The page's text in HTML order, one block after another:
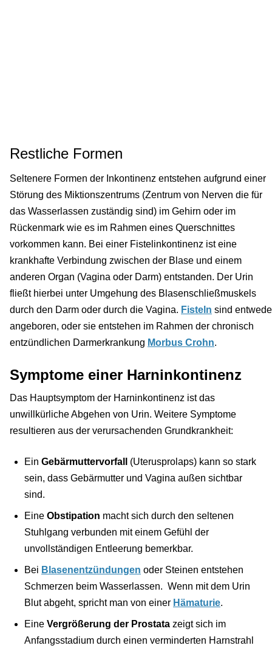
Restliche Formen
Seltenere Formen der Inkontinenz entstehen aufgrund einer
Störung des Miktionszentrums (Zentrum von Nerven die für
das Wasserlassen zuständig sind) im Gehirn oder im
Rückenmark wie es im Rahmen eines Querschnittes
vorkommen kann. Bei einer Fistelinkontinenz ist eine
krankhafte Verbindung zwischen der Blase und einem
anderen Organ (Vagina oder Darm) entstanden. Der Urin
fließt hierbei unter Umgehung des Blasenschließmuskels
durch den Darm oder durch die Vagina. Fisteln sind
angeboren, oder sie entstehen im Rahmen der chronisch
entzündlichen Darmerkrankung Morbus Crohn.
Symptome einer Harninkontinenz
Das Hauptsymptom der Harninkontinenz ist das
unwillkürliche Abgehen von Urin. Weitere Symptome
resultieren aus der verursachenden Grundkrankheit:
Ein Gebärmuttervorfall
(Uterusprolaps) kann so stark
sein, dass Gebärmutter und Vagina außen sichtbar
sind.
Eine Obstipation macht sich durch den seltenen
Stuhlgang verbunden mit einem Gefühl der
unvollständigen Entleerung bemerkbar.
Bei Blasenentzündungen oder Steinen entstehen
Schmerzen beim Wasserlassen. Wenn mit dem Urin
Blut abgeht, spricht man von einer Hämaturie.
Eine Vergrößerung der Prostata zeigt sich im
Anfangsstadium durch einen verminderten Harnstrahl